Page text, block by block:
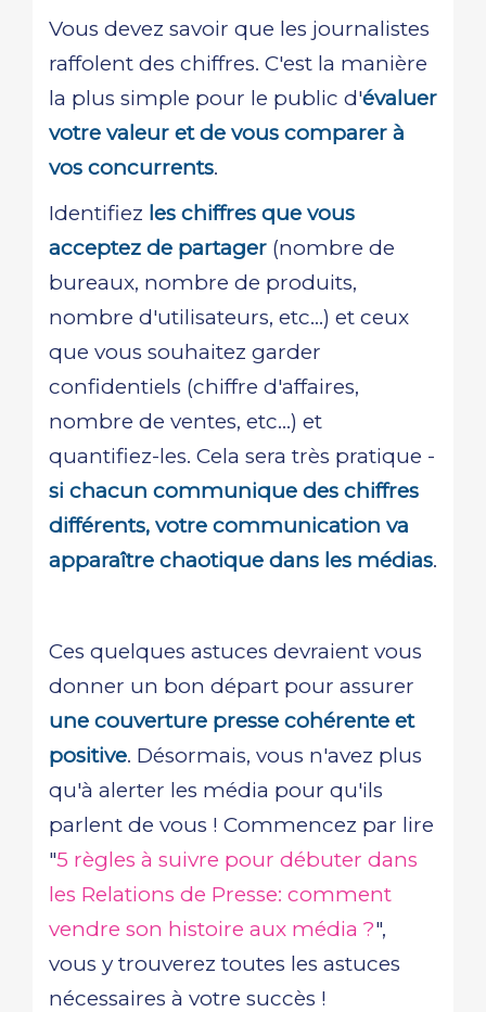
Vous devez savoir que les journalistes
raffolent des chiffres. C'est la manière
la plus simple pour le public d'évaluer
votre valeur et de vous comparer à
vos concurrents.
Identifiez les chiffres que vous
acceptez de partager (nombre de
bureaux, nombre de produits,
nombre d'utilisateurs, etc...) et ceux
que vous souhaitez garder
confidentiels (chiffre d'affaires,
nombre de ventes, etc...) et
quantifiez-les. Cela sera très pratique -
si chacun communique des chiffres
différents, votre communication va
apparaître chaotique dans les médias.
Ces quelques astuces devraient vous
donner un bon départ pour assurer
une couverture presse cohérente et
positive. Désormais, vous n'avez plus
qu'à alerter les média pour qu'ils
parlent de vous ! Commencez par lire
"5 règles à suivre pour débuter dans
les Relations de Presse: comment
vendre son histoire aux média ?",
vous y trouverez toutes les astuces
nécessaires à votre succès !